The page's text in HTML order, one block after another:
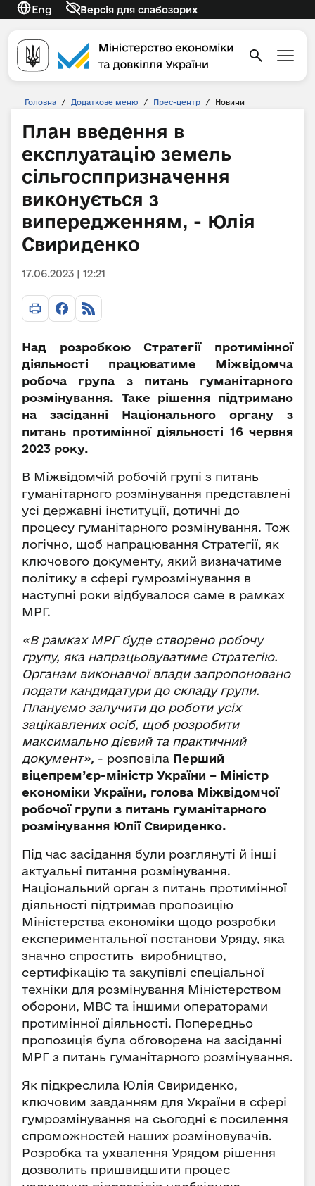
Eng Версія для слабозорих
Головна / Додаткове меню / Прес-центр / Новини
План введення в
експлуатацію земель
сільгосппризначення
виконується з
випередженням, - Юлія
Свириденко
17.06.2023 | 12:21
Над розробкою Стратегії протимінної
діяльності працюватиме Міжвідомча
робоча група з питань гуманітарного
розмінування. Таке рішення підтримано
на засіданні Національного органу з
питань протимінної діяльності 16 червня
2023 року.
В Міжвідомчій робочій групі з питань
гуманітарного розмінування представлені
усі державні інституції, дотичні до
процесу гуманітарного розмінування. Тож
логічно, щоб напрацювання Стратегії, як
ключового документу, який визначатиме
політику в сфері гумрозмінування в
наступні роки відбувалося саме в рамках
МРГ.
«В рамках МРГ буде створено робочу
групу, яка напрацьовуватиме Стратегію.
Органам виконавчої влади запропоновано
подати кандидатури до складу групи.
Плануємо залучити до роботи усіх
зацікавлених осіб, щоб розробити
максимально дієвий та практичний
документ», - розповіла Перший
віцепрем’єр-міністр України – Міністр
економіки України, голова Міжвідомчої
робочої групи з питань гуманітарного
розмінування Юлії Свириденко.
Під час засідання були розглянуті й інші
актуальні питання розмінування.
Національний орган з питань протимінної
діяльності підтримав пропозицію
Міністерства економіки щодо розробки
експериментальної постанови Уряду, яка
значно спростить виробництво,
сертифікацію та закупівлі спеціальної
техніки для розмінування Міністерством
оборони, МВС та іншими операторами
протимінної діяльності. Попередньо
пропозиція була обговорена на засіданні
МРГ з питань гуманітарного розмінування.
Як підкреслила Юлія Свириденко,
ключовим завданням для України в сфері
гумрозмінування на сьогодні є посилення
спроможностей наших розміновувачів.
Розробка та ухвалення Урядом рішення
дозволить пришвидшити процес